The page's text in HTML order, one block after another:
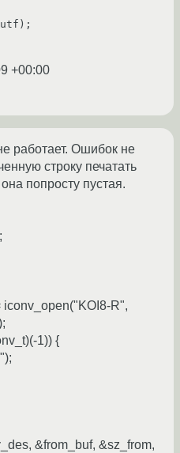
+00:00
работает. Ошибок не
строку печатать
попросту пустая.
R",
1)) {
&from_buf, &sz_from,